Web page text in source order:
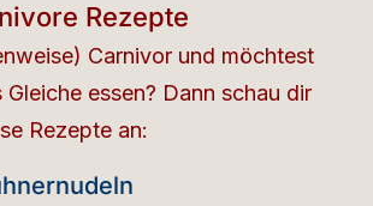
Rezepte
Carnivor und möchtest
essen? Dann schau dir
Rezepte an: